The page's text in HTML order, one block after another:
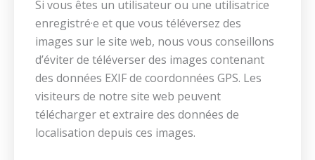
Si vous êtes un utilisateur ou une utilisatrice
enregistré·e et que vous téléversez des
images sur le site web, nous vous conseillons
d’éviter de téléverser des images contenant
des données EXIF de coordonnées GPS. Les
visiteurs de notre site web peuvent
télécharger et extraire des données de
localisation depuis ces images.